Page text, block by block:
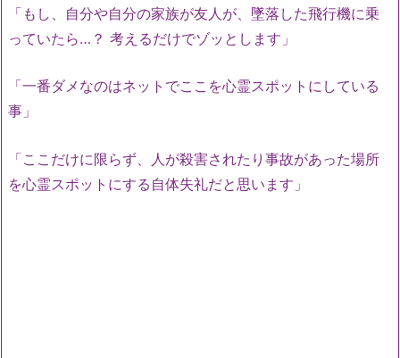
「もし、自分や自分の家族が友人が、墜落した飛行機に乗
っていたら…？ 考えるだけでゾッとします」
「一番ダメなのはネットでここを心霊スポットにしている
事」
「ここだけに限らず、人が殺害されたり事故があった場所
を心霊スポットにする自体失礼だと思います」